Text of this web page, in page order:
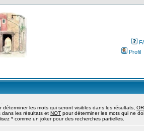
Profil
déterminer les mots qui seront visibles dans les résultats, OR
dans les résultats et NOT pour déterminer les mots qui ne
* comme un joker pour des recherches partielles.